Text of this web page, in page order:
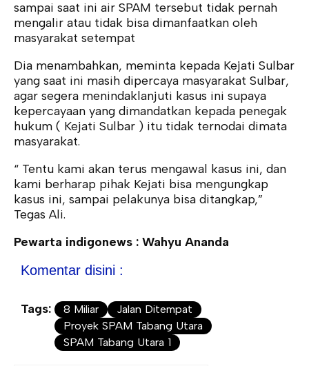
sampai saat ini air SPAM tersebut tidak pernah
mengalir atau tidak bisa dimanfaatkan oleh
masyarakat setempat
Dia menambahkan, meminta kepada Kejati Sulbar
yang saat ini masih dipercaya masyarakat Sulbar,
agar segera menindaklanjuti kasus ini supaya
kepercayaan yang dimandatkan kepada penegak
hukum ( Kejati Sulbar ) itu tidak ternodai dimata
masyarakat.
“ Tentu kami akan terus mengawal kasus ini, dan
kami berharap pihak Kejati bisa mengungkap
kasus ini, sampai pelakunya bisa ditangkap,”
Tegas Ali.
Pewarta indigonews : Wahyu Ananda
Komentar disini :
Tags: 8 Miliar
Jalan Ditempat
Proyek SPAM Tabang Utara
SPAM Tabang Utara 1